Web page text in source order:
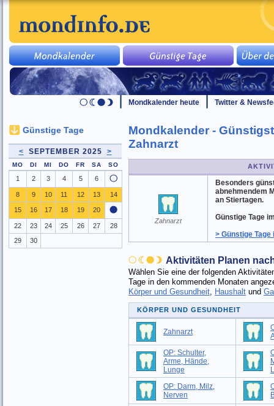
Mondkalender heute Twitter &
Mondkalender -
Zahnarzt
Zahnarzt
Besonders
abnehmendem
an Stiertagen.
Günstige Tage
> Günstige Tage
Aktivitäten Planen
Wählen Sie eine der folgenden
Tage in den kommenden Monaten
Körper und Gesundheit, Haushaltund
KÖRPER UND GESUNDHEIT
Zahnarzt
OP: Schulter,
Arme, Hände,
Lunge
OP: Darm, Milz,
Nerven
Günstige Tage
< SEPTEMBER 2025 >
MO DI MI DO FR SA SO
1 2 3 4 5 6
8 9 10 11 12 13 14
15 16 17 18 19 20
22 23 24 25 26 27
28
29
30